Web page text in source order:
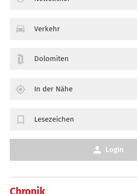
Verkehr
Dolomiten
In der Nähe
Lesezeichen
Login